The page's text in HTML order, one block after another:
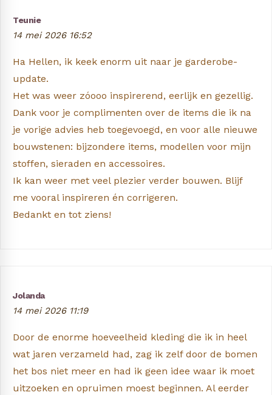
Teunie
14 mei 2026 16:52
Ha Hellen, ik keek enorm uit naar je garderobe-
update.
Het was weer zóooo inspirerend, eerlijk en gezellig.
Dank voor je complimenten over de items die ik na
je vorige advies heb toegevoegd, en voor alle nieuwe
bouwstenen: bijzondere items, modellen voor mijn
stoffen, sieraden en accessoires.
Ik kan weer met veel plezier verder bouwen. Blijf
me vooral inspireren én corrigeren.
Bedankt en tot ziens!
Jolanda
14 mei 2026 11:19
Door de enorme hoeveelheid kleding die ik in heel
wat jaren verzameld had, zag ik zelf door de bomen
het bos niet meer en had ik geen idee waar ik moet
uitzoeken en opruimen moest beginnen. Al eerder